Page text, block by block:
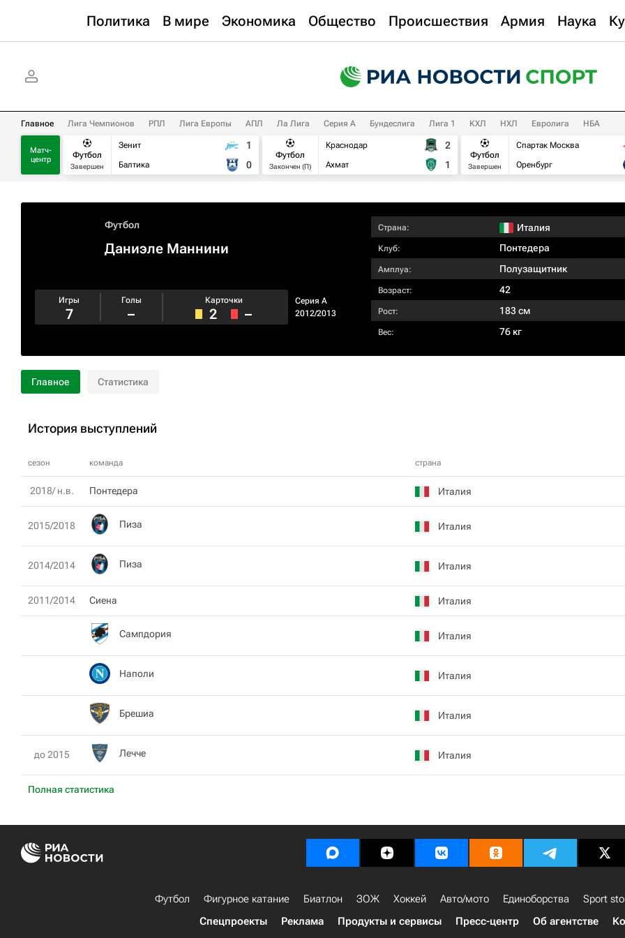
Политика В мире Экономика Общество Происшествия Армия Наука
Главное Лига Чемпионов РПЛ Лига Европы АПЛ Ла Лига Серия А Бундеслига Лига 1 КХЛ НХЛ Евролига НБА
Матч-
центр
Футбол
Завершен
Зенит
Балтика
1
0
Футбол
Закончен (П)
Краснодар
Ахмат
2
1
Футбол
Завершен
Спартак Москва
Оренбург
Футбол
Даниэле Маннини
Серия А
2012/2013
Игры
7
Голы
–
Карточки
2 –
Страна: Италия
Клуб: Понтедера
Амплуа: Полузащитник
Возраст: 42
Рост: 183 см
Вес: 76 кг
Главное Статистика
История выступлений
сезон команда страна
Полная статистика
2018/ н.в. Понтедера Италия
2015/2018 Пиза Италия
2014/2014 Пиза Италия
2011/2014 Сиена Италия
Сампдория Италия
Наполи Италия
Брешиа Италия
до 2015 Лечче Италия
Футбол Фигурное катание Биатлон ЗОЖ Хоккей Авто/мото Единоборства Sport
Спецпроекты
Реклама Продукты и сервисы Пресс-центр Об агентстве